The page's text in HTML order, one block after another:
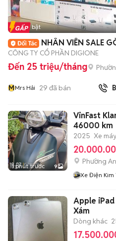
Tin nổi bật
NHÂN VIÊN SALE
CÔNG TY CỔ PHẦN DIGIONE
Đến 25 triệu/tháng
M Mrs Hải 29 đã bán
1 phút trước 9
VinFast
46000 km
2025 Xe
Phường
Xe Điện Kim
Apple
Xám
Dòng khác